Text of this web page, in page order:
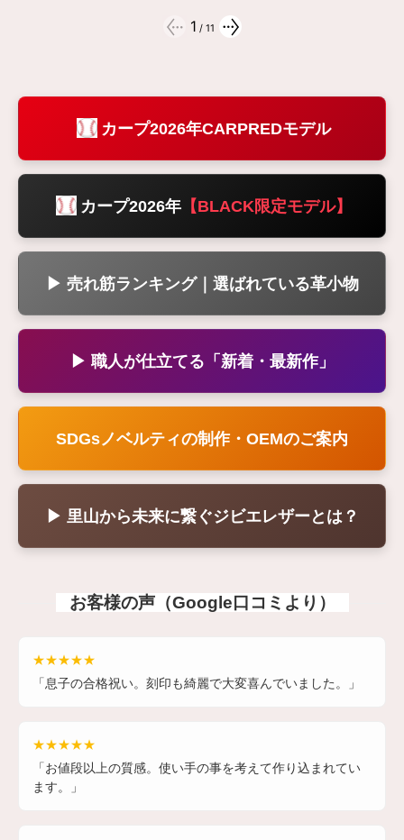
1 / 11
カープ2026年CARPREDモデル
カープ2026年【BLACK限定モデル】
▶ 売れ筋ランキング｜選ばれている革小物
▶ 職人が仕立てる「新着・最新作」
SDGsノベルティの制作・OEMのご案内
▶ 里山から未来に繋ぐジビエレザーとは？
お客様の声（Google口コミより）
★★★★★
「息子の合格祝い。刻印も綺麗で大変喜んでいました。」
★★★★★
「お値段以上の質感。使い手の事を考えて作り込まれてい
ます。」